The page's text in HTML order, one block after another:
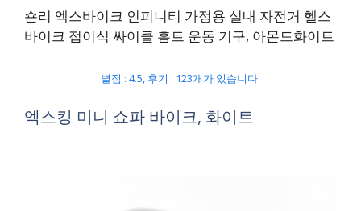
숀리 엑스바이크 인피니티 가정용 실내 자전거 헬스
바이크 접이식 싸이클 홈트 운동 기구, 아몬드화이트
별점 : 4.5, 후기 : 123개가 있습니다.
엑스킹 미니 쇼파 바이크, 화이트